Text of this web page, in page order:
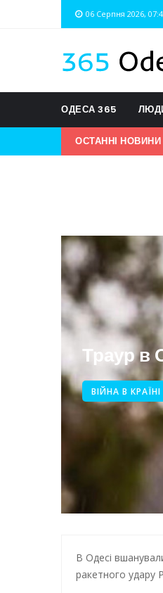
06 Серпня 2026,
ОДЕСА 365
ОСТАННІ НОВИНИ
Траур в
ВІЙНА В КРАЇНІ
В Одесі
ракетного удару